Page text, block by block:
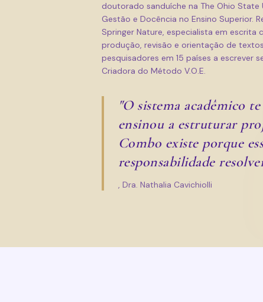
doutorado sanduíche na The Ohio
Gestão e Docência no Ensino Superior.
Springer Nature, especialista em escrita
produção, revisão e orientação de
pesquisadores em 15 países a escrever
Criadora do Método V.O.E.
"O sistema acadêmico
ensinou a estruturar
Combo existe porque
responsabilidade
, Dra. Nathalia Cavichiolli